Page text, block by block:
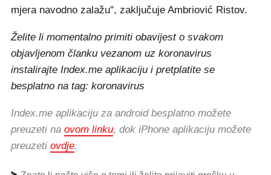
mjera navodno zalažu", zaključuje Ambriović Ristov.
Želite li momentalno primiti obavijest o svakom
objavljenom članku vezanom uz koronavirus
instalirajte Index.me aplikaciju i pretplatite se
besplatno na tag: koronavirus
Index.me aplikaciju za android besplatno možete
preuzeti na ovom linku, dok iPhone aplikaciju možete
preuzeti ovdje.